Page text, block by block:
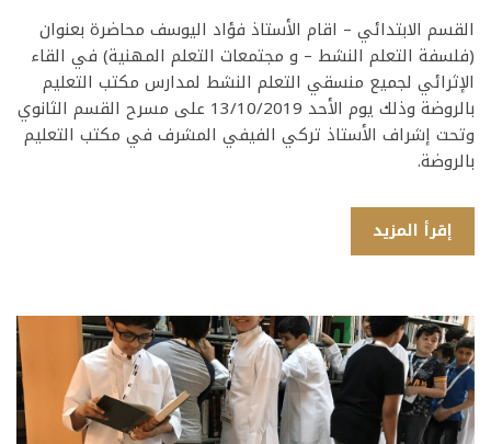
القسم الابتدائي – اقام الأستاذ فؤاد اليوسف محاضرة بعنوان
(فلسفة التعلم النشط – و مجتمعات التعلم المهنية) في القاء
الإثرائي لجميع منسقي التعلم النشط لمدارس مكتب التعليم
بالروضة وذلك يوم الأحد 13/10/2019 على مسرح القسم الثانوي
وتحت إشراف الأستاذ تركي الفيفي المشرف في مكتب التعليم
بالروضة.
إقرأ المزيد